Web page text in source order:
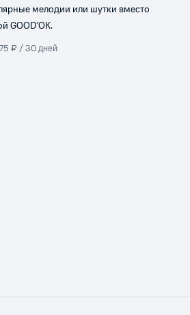
мелодии или шутки вместо
GOOD’OK.
₽ / 30 дней